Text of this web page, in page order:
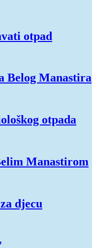
otpad
Belog Manastira
otpada
Manastirom
djecu